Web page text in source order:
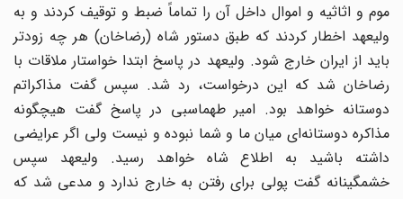
موم و اثاثیه و اموال داخل آن را تماماً ضبط و توقیف کردند و به
ولیعهد اخطار کردند که طبق دستور شاه (رضاخان) هر چه زودتر
باید از ایران خارج شود. ولیعهد در پاسخ ابتدا خواستار ملاقات با
رضاخان شد که این درخواست، رد شد. سپس گفت مذاکراتم
دوستانه خواهد بود. امیر طهماسبی در پاسخ گفت هیچگونه
مذاکره دوستانه‌ای میان ما و شما نبوده و نیست ولی اگر عرایضی
داشته باشید به اطلاع شاه خواهد رسید. ولیعهد سپس
خشمگینانه گفت پولی برای رفتن به خارج ندارد و مدعی شد که